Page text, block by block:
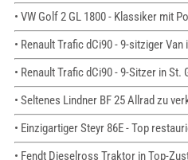
• VW Golf 2 GL 1800 - Klassiker mit
• Renault Trafic dCi90 - 9-sitziger Van
• Renault Trafic dCi90 - 9-Sitzer in St.
• Seltenes Lindner BF 25 Allrad zu
• Einzigartiger Steyr 86E - Top
• Fendt Dieselross Traktor in Top-